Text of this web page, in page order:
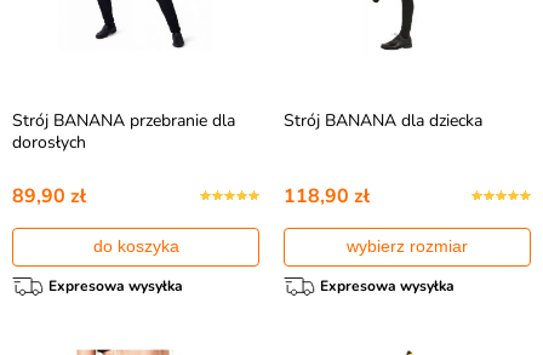
Strój BANANA przebranie dla
dorosłych
89,90 zł
do koszyka
Expresowa wysyłka
Strój BANANA dla dziecka
118,90 zł
wybierz rozmiar
Expresowa wysyłka